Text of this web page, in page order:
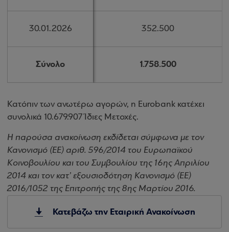
30.01.2026 352.500
Σύνολο 1.758.500
30.01.2026 352.500
Σύνολο 1.758.500
Κατόπιν των ανωτέρω αγορών, η Eurobank κατέχει
συνολικά 10.679.907 Ίδιες Μετοχές.
Η παρούσα ανακοίνωση εκδίδεται σύμφωνα με τον
Κανονισμό (ΕΕ) αριθ. 596/2014 του Ευρωπαϊκού
Κοινοβουλίου και του Συμβουλίου της 16ης Απριλίου
2014 και τον κατ’ εξουσιοδότηση Κανονισμό (ΕΕ)
2016/1052 της Επιτροπής της 8ης Μαρτίου 2016.
Κατεβάζω την Εταιρική Ανακοίνωση